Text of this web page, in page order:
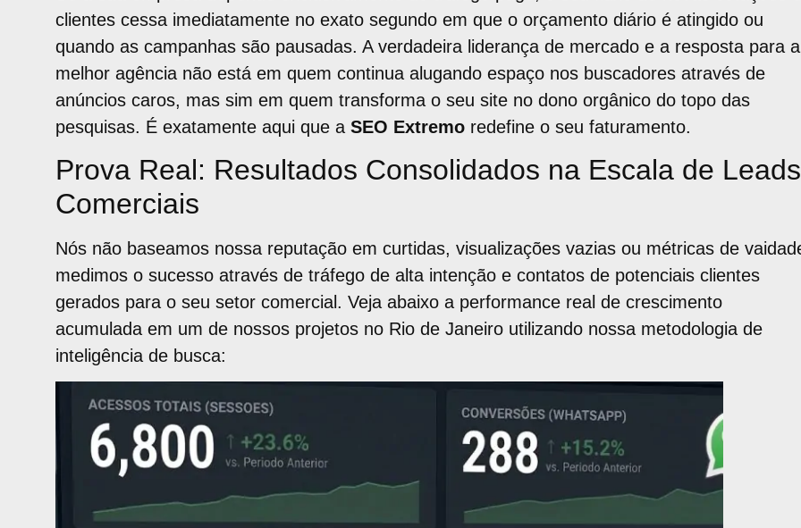
clientes cessa imediatamente no exato segundo em que o orçamento diário é atingido ou
quando as campanhas são pausadas. A verdadeira liderança de mercado e a resposta para a
melhor agência não está em quem continua alugando espaço nos buscadores através de
anúncios caros, mas sim em quem transforma o seu site no dono orgânico do topo das
pesquisas. É exatamente aqui que a SEO Extremo redefine o seu faturamento.
Prova Real: Resultados Consolidados na Escala de Leads
Comerciais
Nós não baseamos nossa reputação em curtidas, visualizações vazias ou métricas de
medimos o sucesso através de tráfego de alta intenção e contatos de potenciais clientes
gerados para o seu setor comercial. Veja abaixo a performance real de crescimento
acumulada em um de nossos projetos no Rio de Janeiro utilizando nossa metodologia de
inteligência de busca: